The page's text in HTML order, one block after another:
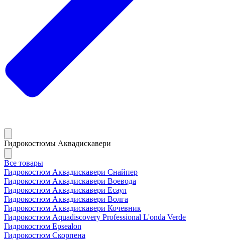
Гидрокостюмы Аквадискавери
Все товары
Гидрокостюм Аквадискавери Снайпер
Гидрокостюм Аквадискавери Воевода
Гидрокостюм Аквадискавери Есаул
Гидрокостюм Аквадискавери Волга
Гидрокостюм Аквадискавери Кочевник
Гидрокостюм Aquadiscovery Professional L'onda Verde
Гидрокостюм Epsealon
Гидрокостюм Скорпена